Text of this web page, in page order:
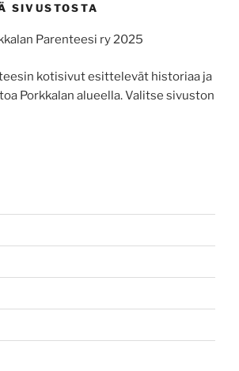
SIVUSTOSTA
Parenteesi ry 2025
kotisivut esittelevät historiaa ja
Porkkalan alueella. Valitse sivuston